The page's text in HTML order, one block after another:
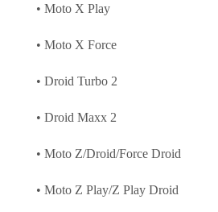
• Moto X Play
• Moto X Force
• Droid Turbo 2
• Droid Maxx 2
• Moto Z/Droid/Force Droid
• Moto Z Play/Z Play Droid